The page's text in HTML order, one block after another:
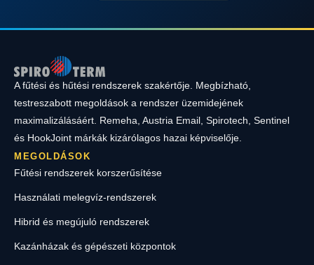
A fűtési és hűtési rendszerek szakértője. Megbízható,
testreszabott megoldások a rendszer üzemidejének
maximalizálásáért. Remeha, Austria Email, Spirotech, Sentinel
és HookJoint márkák kizárólagos hazai képviselője.
MEGOLDÁSOK
Fűtési rendszerek korszerűsítése
Használati melegvíz-rendszerek
Hibrid és megújuló rendszerek
Kazánházak és gépészeti központok